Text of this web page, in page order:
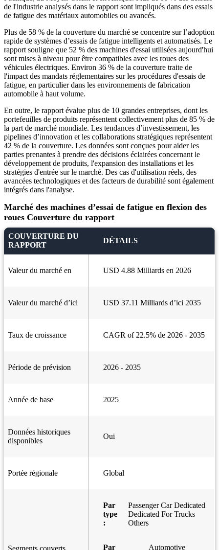
de l'industrie analysés dans le rapport sont impliqués dans des essais
de fatigue des matériaux automobiles ou avancés.
Plus de 58 % de la couverture du marché se concentre sur l’adoption
rapide de systèmes d’essais de fatigue intelligents et automatisés. Le
rapport souligne que 52 % des machines d'essai utilisées aujourd'hui
sont mises à niveau pour être compatibles avec les roues des
véhicules électriques. Environ 36 % de la couverture traite de
l'impact des mandats réglementaires sur les procédures d'essais de
fatigue, en particulier dans les environnements de fabrication
automobile à haut volume.
En outre, le rapport évalue plus de 10 grandes entreprises, dont les
portefeuilles de produits représentent collectivement plus de 85 % de
la part de marché mondiale. Les tendances d’investissement, les
pipelines d’innovation et les collaborations stratégiques représentent
42 % de la couverture. Les données sont conçues pour aider les
parties prenantes à prendre des décisions éclairées concernant le
développement de produits, l'expansion des installations et les
stratégies d'entrée sur le marché. Des cas d'utilisation réels, des
avancées technologiques et des facteurs de durabilité sont également
intégrés dans l'analyse.
Marché des machines d’essai de fatigue en flexion des
roues Couverture du rapport
COUVERTURE DU
RAPPORT
DÉTAILS
Valeur du marché en USD 4.88 Milliards en 2026
Valeur du marché d’ici USD 37.11 Milliards d’ici 2035
Taux de croissance CAGR of 22.5% de 2026 - 2035
Période de prévision 2026 - 2035
Année de base 2025
Données historiques
disponibles
Oui
Portée régionale Global
Segments couverts
Par
type
:
Passenger Car Dedicated
Dedicated For Trucks
Others
Par
Automotive